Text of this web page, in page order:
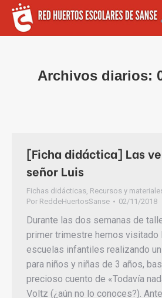
Archivos diarios:
[Ficha didáctica] Las
señor Luis
Fichas didácticas Recursos y
Por ReddeHuertosSanse 02/11/2018
Durante las dos semanas de
primer trimestre hemos visitado
escuelas infantiles realizando
para niños y niñas de 3 años,
precioso cuento de «Todavía
Voltz (¿aún no lo conoces?).